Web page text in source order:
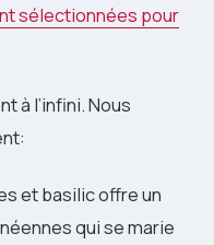
sélectionnées pour
à l’infini. Nous
et basilic offre un
qui se marie